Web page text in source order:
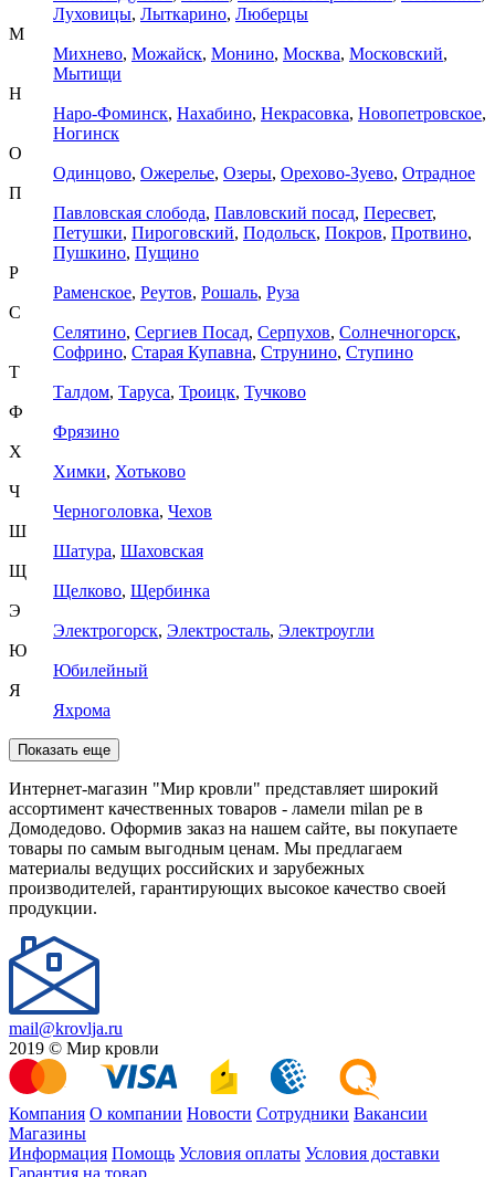
Луховицы, Лыткарино, Люберцы
М
Михнево, Можайск, Монино, Москва, Московский,
Мытищи
Н
Наро-Фоминск, Нахабино, Некрасовка, Новопетровское,
Ногинск
О
Одинцово, Ожерелье, Озеры, Орехово-Зуево, Отрадное
П
Павловская слобода, Павловский посад, Пересвет,
Петушки, Пироговский, Подольск, Покров, Протвино,
Пушкино, Пущино
Р
Раменское, Реутов, Рошаль, Руза
С
Селятино, Сергиев Посад, Серпухов, Солнечногорск,
Софрино, Старая Купавна, Струнино, Ступино
Т
Талдом, Таруса, Троицк, Тучково
Ф
Фрязино
Х
Химки, Хотьково
Ч
Черноголовка, Чехов
Ш
Шатура, Шаховская
Щ
Щелково, Щербинка
Э
Электрогорск, Электросталь, Электроугли
Ю
Юбилейный
Я
Яхрома
Показать еще
Интернет-магазин "Мир кровли" представляет широкий
ассортимент качественных товаров - ламели milan pe в
Домодедово. Оформив заказ на нашем сайте, вы покупаете
товары по самым выгодным ценам. Мы предлагаем
материалы ведущих российских и зарубежных
производителей, гарантирующих высокое качество своей
продукции.
mail@krovlja.ru
2019 © Мир кровли
Компания О компании Новости Сотрудники Вакансии
Магазины
Информация Помощь Условия оплаты Условия доставки
Гарантия на товар